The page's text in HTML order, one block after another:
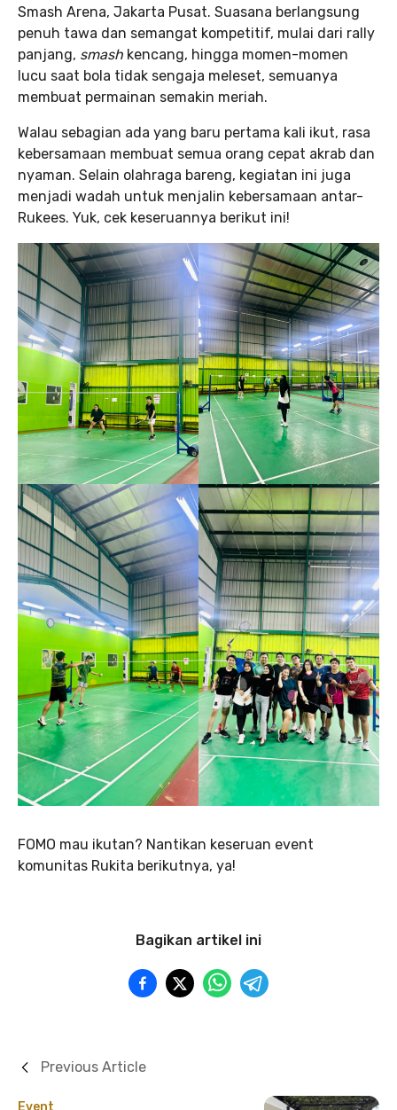
Smash Arena, Jakarta Pusat. Suasana berlangsung
penuh tawa dan semangat kompetitif, mulai dari rally
panjang, smash kencang, hingga momen-momen
lucu saat bola tidak sengaja meleset, semuanya
membuat permainan semakin meriah.
Walau sebagian ada yang baru pertama kali ikut, rasa
kebersamaan membuat semua orang cepat akrab dan
nyaman. Selain olahraga bareng, kegiatan ini juga
menjadi wadah untuk menjalin kebersamaan antar-
Rukees. Yuk, cek keseruannya berikut ini!
FOMO mau ikutan? Nantikan keseruan event
komunitas Rukita berikutnya, ya!
Bagikan artikel ini
Event
Previous Article